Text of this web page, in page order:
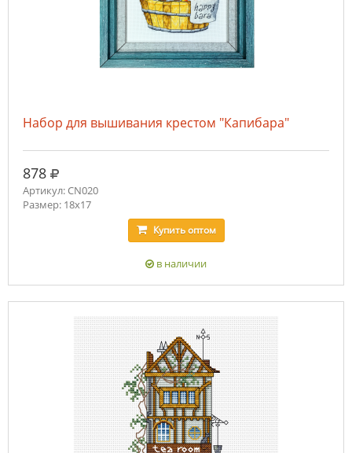
Набор для вышивания крестом "Капибара"
878 руб.
Артикул: CN020
Размер: 18x17
Купитьоптом
в наличии